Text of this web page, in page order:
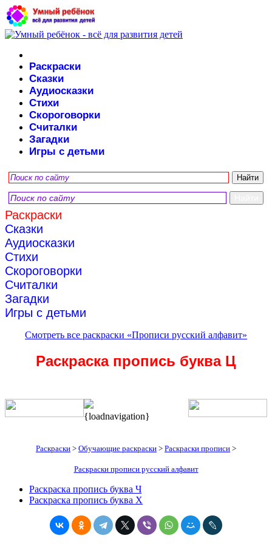
Раскраски
Сказки
Аудиосказки
Стихи
Скороговорки
Считалки
Загадки
Игры с детьми
Раскраски
Сказки
Аудиосказки
Стихи
Скороговорки
Считалки
Загадки
Игры с детьми
Смотреть все раскраски «Прописи русский алфавит»
Раскраска пропись буква Ц
{loadnavigation}
Раскраски > Обучающие раскраски > Раскраски прописи >
Раскраски прописи русский алфавит
Раскраска пропись буква Ч
Раскраска пропись буква Х